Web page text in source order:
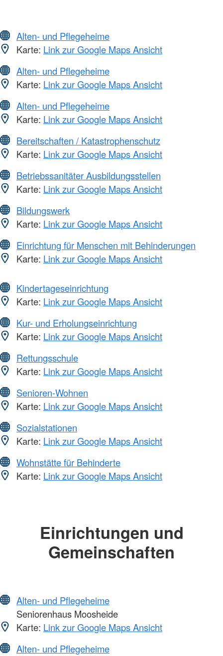
Alten- und Pflegeheime
Karte: Link zur Google Maps Ansicht
Alten- und Pflegeheime
Karte: Link zur Google Maps Ansicht
Alten- und Pflegeheime
Karte: Link zur Google Maps Ansicht
Bereitschaften / Katastrophenschutz
Karte: Link zur Google Maps Ansicht
Betriebssanitäter Ausbildungsstellen
Karte: Link zur Google Maps Ansicht
Bildungswerk
Karte: Link zur Google Maps Ansicht
Einrichtung für Menschen mit Behinderungen
Karte: Link zur Google Maps Ansicht
Kindertageseinrichtung
Karte: Link zur Google Maps Ansicht
Kur- und Erholungseinrichtung
Karte: Link zur Google Maps Ansicht
Rettungsschule
Karte: Link zur Google Maps Ansicht
Senioren-Wohnen
Karte: Link zur Google Maps Ansicht
Sozialstationen
Karte: Link zur Google Maps Ansicht
Wohnstätte für Behinderte
Karte: Link zur Google Maps Ansicht
Einrichtungen und
Gemeinschaften
Alten- und Pflegeheime
Seniorenhaus Moosheide
Karte: Link zur Google Maps Ansicht
Alten- und Pflegeheime